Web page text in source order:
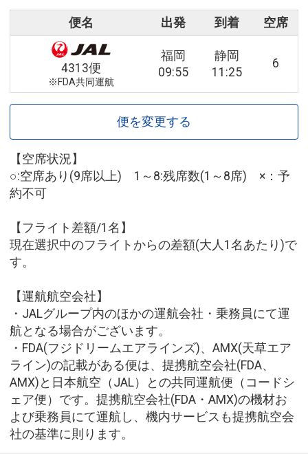
便名 出発 到着 空席
4313便
※FDA共同運航
福岡
09:55
静岡
11:25
6
便を変更する
【空席状況】
○:空席あり(9席以上) 1～8:残席数(1～8席) ×：予
約不可
【フライト差額/1名】
現在選択中のフライトからの差額(大人1名あたり)で
す。
【運航航空会社】
・JALグループ内のほかの運航会社・乗務員にて運
航となる場合がございます。
・FDA(フジドリームエアラインズ)、AMX(天草エア
ライン)の記載がある便は、提携航空会社(FDA、
AMX)と日本航空（JAL）との共同運航便（コードシ
ェア便）です。提携航空会社(FDA・AMX)の機材お
よび乗務員にて運航し、機内サービスも提携航空会
社の基準に則ります。